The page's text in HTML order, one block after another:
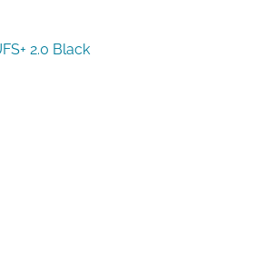
2.0 Black